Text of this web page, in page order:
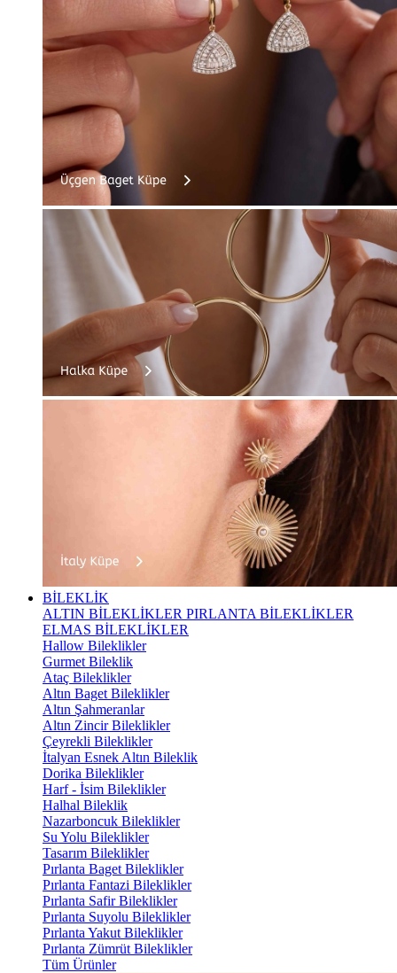
BİLEKLİK
ALTIN BİLEKLİKLER PIRLANTA BİLEKLİKLER
ELMAS BİLEKLİKLER
Hallow Bileklikler
Gurmet Bileklik
Ataç Bileklikler
Altın Baget Bileklikler
Altın Şahmeranlar
Altın Zincir Bileklikler
Çeyrekli Bileklikler
İtalyan Esnek Altın Bileklik
Dorika Bileklikler
Harf - İsim Bileklikler
Halhal Bileklik
Nazarboncuk Bileklikler
Su Yolu Bileklikler
Tasarım Bileklikler
Pırlanta Baget Bileklikler
Pırlanta Fantazi Bileklikler
Pırlanta Safir Bileklikler
Pırlanta Suyolu Bileklikler
Pırlanta Yakut Bileklikler
Pırlanta Zümrüt Bileklikler
Tüm Ürünler